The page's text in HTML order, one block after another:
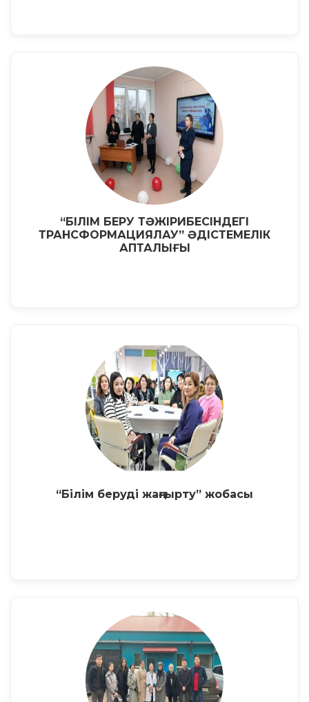
“БІЛІМ БЕРУ ТӘЖІРИБЕСІНДЕГІ
ТРАНСФОРМАЦИЯЛАУ” ӘДІСТЕМЕЛІК
АПТАЛЫҒЫ
“Білім беруді жаңғырту” жобасы